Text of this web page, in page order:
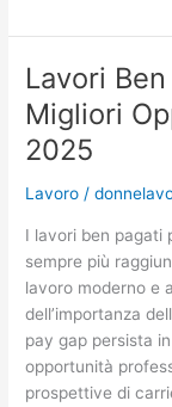
e
famiglia:
come
trovare
equilibrio
business
benessere
quotidiano
Lavori
Migliori
2025
Lavoro /
I lavori ben pagati
sempre più
lavoro moderno e
dell’importanza
pay gap persista
opportunità
prospettive di